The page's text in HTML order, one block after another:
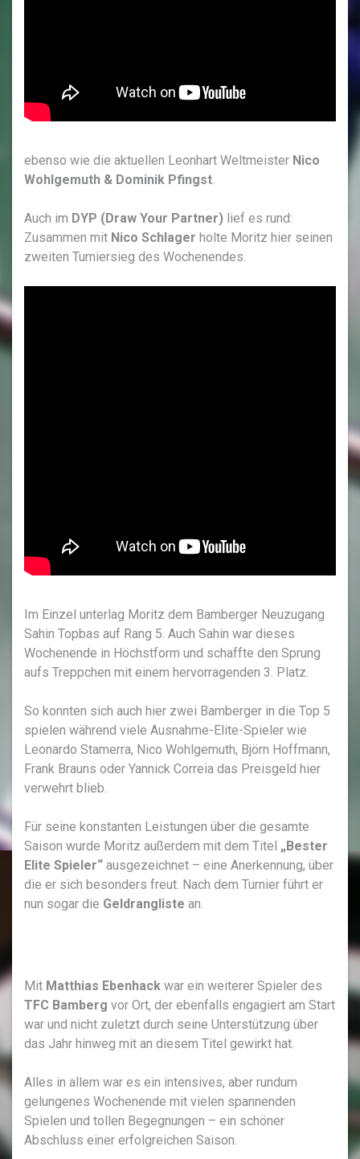
ebenso wie die aktuellen Leonhart Weltmeister Nico
Wohlgemuth & Dominik Pfingst.
Auch im DYP (Draw Your Partner) lief es rund:
Zusammen mit Nico Schlager holte Moritz hier seinen
zweiten Turniersieg des Wochenendes.
Im Einzel unterlag Moritz dem Bamberger Neuzugang
Sahin Topbas auf Rang 5. Auch Sahin war dieses
Wochenende in Höchstform und schaffte den Sprung
aufs Treppchen mit einem hervorragenden 3. Platz.
So konnten sich auch hier zwei Bamberger in die Top 5
spielen während viele Ausnahme-Elite-Spieler wie
Leonardo Stamerra, Nico Wohlgemuth, Björn Hoffmann,
Frank Brauns oder Yannick Correia das Preisgeld hier
verwehrt blieb.
Für seine konstanten Leistungen über die gesamte
Saison wurde Moritz außerdem mit dem Titel „Bester
Elite Spieler“ ausgezeichnet – eine Anerkennung, über
die er sich besonders freut. Nach dem Turnier führt er
nun sogar die Geldrangliste an.
Mit Matthias Ebenhack war ein weiterer Spieler des
TFC Bamberg vor Ort, der ebenfalls engagiert am Start
war und nicht zuletzt durch seine Unterstützung über
das Jahr hinweg mit an diesem Titel gewirkt hat.
Alles in allem war es ein intensives, aber rundum
gelungenes Wochenende mit vielen spannenden
Spielen und tollen Begegnungen – ein schöner
Abschluss einer erfolgreichen Saison.